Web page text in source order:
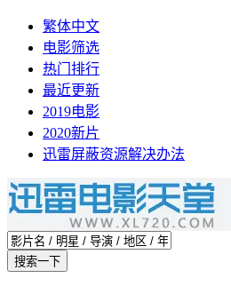
繁体中文
电影筛选
热门排行
最近更新
2019电影
2020新片
迅雷屏蔽资源解决办法